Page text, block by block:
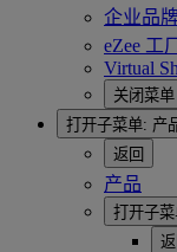
企业品
eZee 工
Virtual
关闭菜单
打开子菜单: 产
返回
产品
打开子菜
返